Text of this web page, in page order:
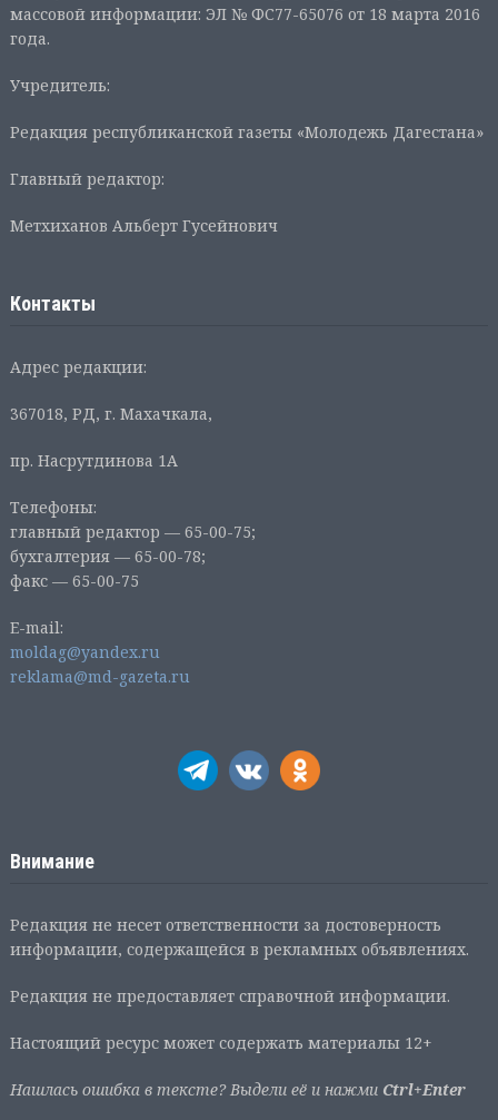
массовой информации: ЭЛ № ФС77-65076 от 18 марта 2016
года.
Учредитель:
Редакция республиканской газеты «Молодежь Дагестана»
Главный редактор:
Метхиханов Альберт Гусейнович
Контакты
Адрес редакции:
367018, РД, г. Махачкала,
пр. Насрутдинова 1А
Телефоны:
главный редактор — 65-00-75;
бухгалтерия — 65-00-78;
факс — 65-00-75
E-mail:
moldag@yandex.ru
reklama@md-gazeta.ru
Внимание
Редакция не несет ответственности за достоверность
информации, содержащейся в рекламных объявлениях.
Редакция не предоставляет справочной информации.
Настоящий ресурс может содержать материалы 12+
Нашлась ошибка в тексте? Выдели её и нажми Ctrl+Enter